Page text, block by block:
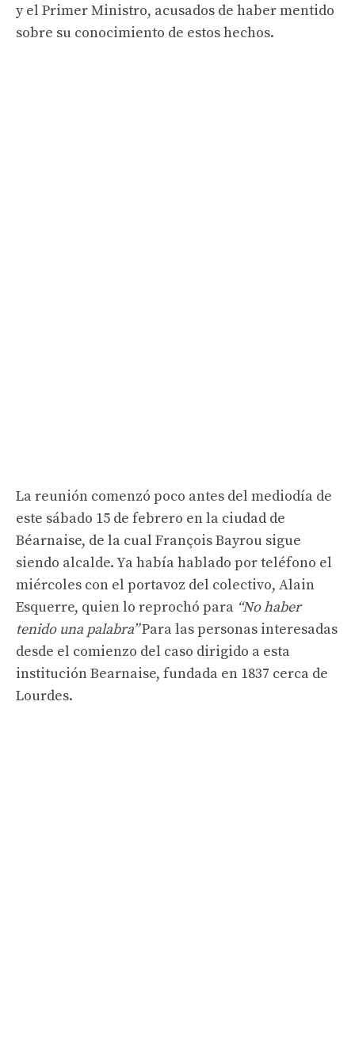
y el Primer Ministro, acusados ​​de haber mentido
sobre su conocimiento de estos hechos.
La reunión comenzó poco antes del mediodía de
este sábado 15 de febrero en la ciudad de
Béarnaise, de la cual François Bayrou sigue
siendo alcalde. Ya había hablado por teléfono el
miércoles con el portavoz del colectivo, Alain
Esquerre, quien lo reprochó para “No haber
tenido una palabra”Para las personas interesadas
desde el comienzo del caso dirigido a esta
institución Bearnaise, fundada en 1837 cerca de
Lourdes.